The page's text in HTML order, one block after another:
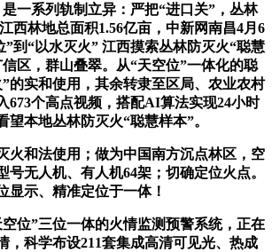
是一系列轨制立异：严把“进口关”，丛林
西林地总面积1.56亿亩，中新网南昌4月6
”到“以水灭火” 江西摸索丛林防灭火“聪慧
区，群山叠翠。从“天空位”一体化的聪
的实和使用，其余转隶至区局、农业农村
673个高点视频，搭配AI算法实现24小时
望本地丛林防灭火“聪慧样本”。
和法使用；做为中国南方沉点林区，空
号无人机、有人机64架；切确定位火点。
显示、精准定位于一体！
”三位一体的火情监测预警系统，正在
，科学布设211套集成高清可见光、热成